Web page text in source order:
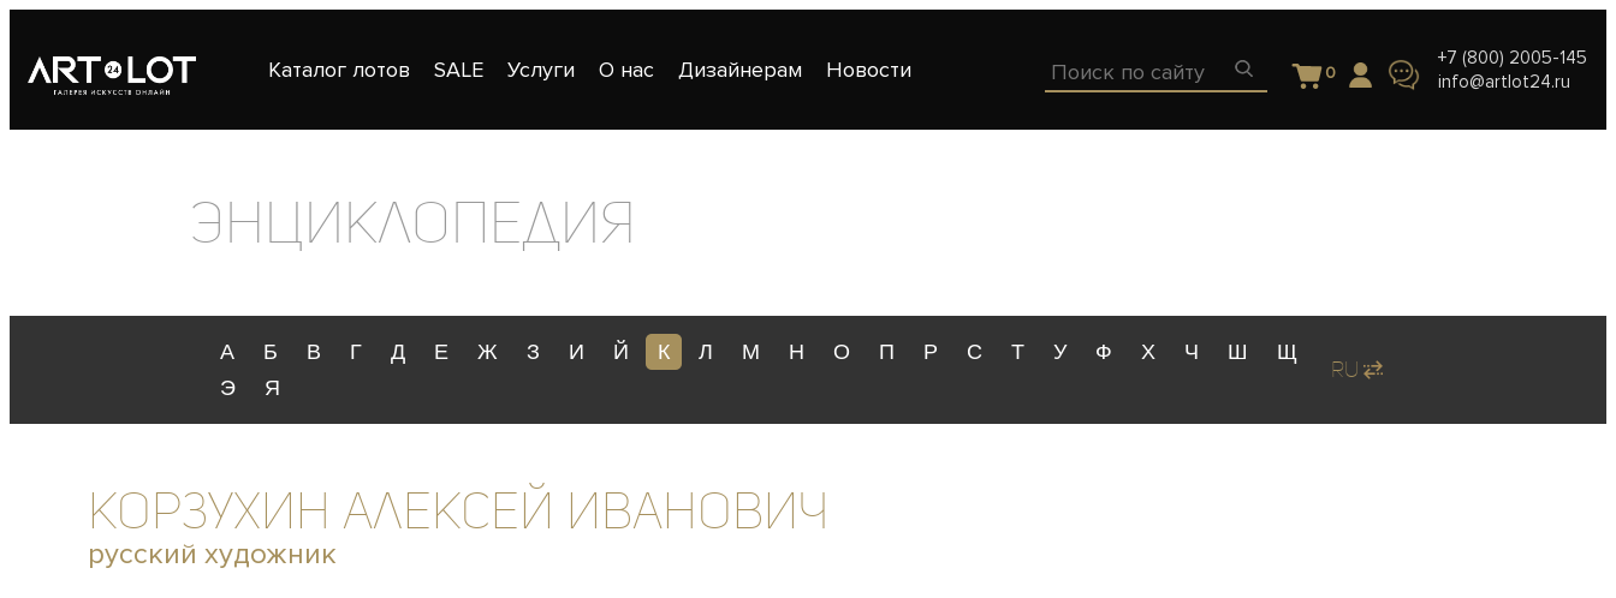
Каталог лотов SALE Услуги О нас Дизайнерам Новости 0
+7 (800) 2005-145
info@artlot24.ru
Энциклопедия
А Б В Г Д Е Ж З И Й К Л М Н О П Р С Т У Ф Х Ч Ш
Щ
Э
Я
RU
Корзухин Алексей Иванович
русский художник